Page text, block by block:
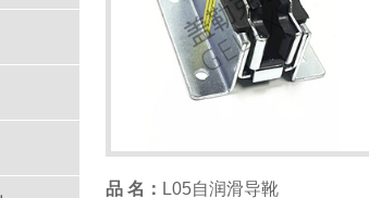
品 名： L05自润滑导靴